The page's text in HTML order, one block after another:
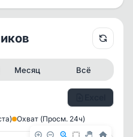
Месяц Всё
Охват (Просм. 24ч)